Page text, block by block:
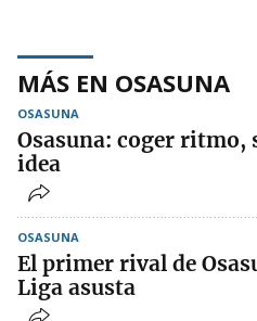
MÁS EN OSASUNA
OSASUNA
Osasuna: coger ritmo,
idea
OSASUNA
El primer rival de
Liga asusta